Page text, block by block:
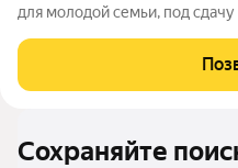
для молодой семьи, под
функциональное
использована максимально
Сохраняйте